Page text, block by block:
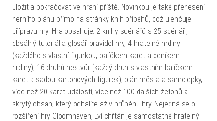
uložit a pokračovat ve hraní příště. Novinkou je také přenesení
herního plánu přímo na stránky knih příběhů, což ulehčuje
přípravu hry. Hra obsahuje: 2 knihy scénářů s 25 scénáři,
obsáhlý tutoriál a glosář pravidel hry, 4 hratelné hrdiny
(každého s vlastní figurkou, balíčkem karet a deníkem
hrdiny), 16 druhů nestvůr (každý druh s vlastním balíčkem
karet a sadou kartonových figurek), plán města a samolepky,
více než 20 karet událostí, více než 100 dalších žetonů a
skrytý obsah, který odhalíte až v průběhu hry. Nejedná se o
rozšíření hry Gloomhaven, Lví chřtán je samostatně hratelný